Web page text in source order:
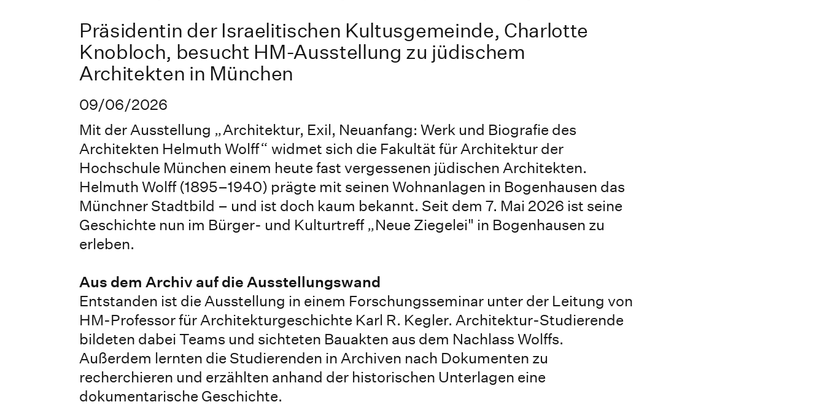
Präsidentin der Israelitischen Kultusgemeinde, Charlotte
Knobloch, besucht HM-Ausstellung zu jüdischem
Architekten in München
09/06/2026
Mit der Ausstellung „Architektur, Exil, Neuanfang: Werk und Biografie des
Architekten Helmuth Wolff“ widmet sich die Fakultät für Architektur der
Hochschule München einem heute fast vergessenen jüdischen Architekten.
Helmuth Wolff (1895–1940) prägte mit seinen Wohnanlagen in Bogenhausen das
Münchner Stadtbild – und ist doch kaum bekannt. Seit dem 7. Mai 2026 ist seine
Geschichte nun im Bürger- und Kulturtreff „Neue Ziegelei" in Bogenhausen zu
erleben.
Aus dem Archiv auf die Ausstellungswand
Entstanden ist die Ausstellung in einem Forschungsseminar unter der Leitung von
HM-Professor für Architekturgeschichte Karl R. Kegler. Architektur-Studierende
bildeten dabei Teams und sichteten Bauakten aus dem Nachlass Wolffs.
Außerdem lernten die Studierenden in Archiven nach Dokumenten zu
recherchieren und erzählten anhand der historischen Unterlagen eine
dokumentarische Geschichte.